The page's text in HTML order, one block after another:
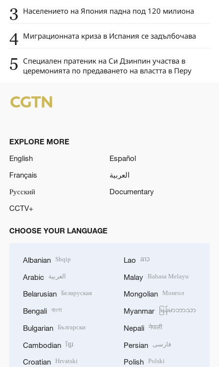
3 Населението на Япония падна под 120 милиона
4 Миграционната криза в Испания се задълбочава
5 Специален пратеник на Си Дзинпин участва в
церемонията по предаването на властта в Перу
EXPLORE MORE
English
Español
Français
العربية
Русский
Documentary
CCTV+
CHOOSE YOUR LANGUAGE
Albanian Shqip
Arabic العربية
Belarusian Беларуская
Bengali বাংলা
Bulgarian Български
Cambodian ខ្មែរ
Croatian Hrvatski
Lao ລາວ
Malay Bahasa Melayu
Mongolian Монгол
Myanmar မြန်မာဘာသာ
Nepali नेपाली
Persian فارسی
Polish Polski